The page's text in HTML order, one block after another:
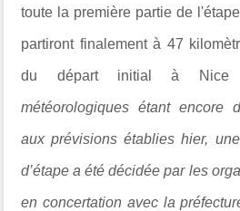
toute la première partie de
partiront finalement à 47
du départ initial à
météorologiques étant encore
aux prévisions établies hier,
d’étape a été décidée par les
en concertation avec la